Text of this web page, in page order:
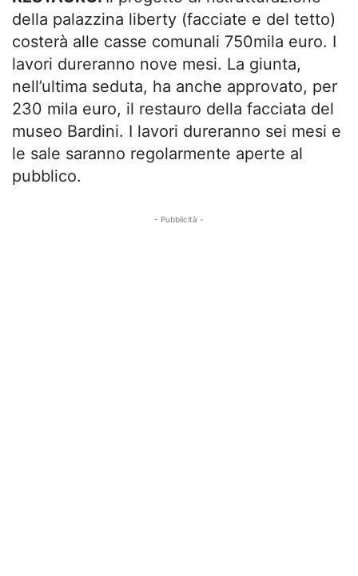
della palazzina liberty (facciate e del tetto)
costerà alle casse comunali 750mila euro. I
lavori dureranno nove mesi. La giunta,
nell’ultima seduta, ha anche approvato, per
230 mila euro, il restauro della facciata del
museo Bardini. I lavori dureranno sei mesi e
le sale saranno regolarmente aperte al
pubblico.
- Pubblicità -